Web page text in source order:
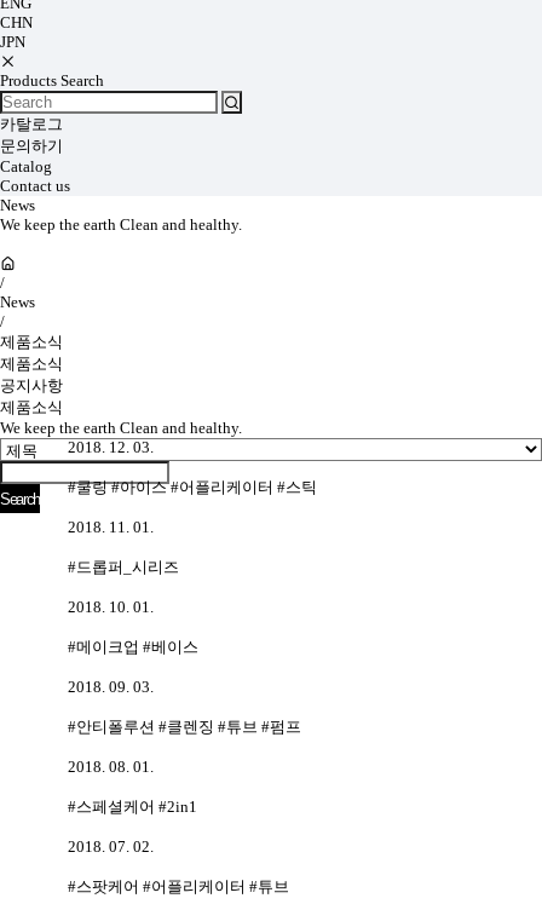
CHN
JPN
Products Search
카탈로그
문의하기
Catalog
Contact us
News
We keep the earth Clean and healthy.
/
News
/
제품소식
제품소식
공지사항
제품소식
We keep the earth Clean and healthy.
2018. 12. 03.
#쿨링 #아이스 #어플리케이터 #스틱
2018. 11. 01.
#드롭퍼_시리즈
2018. 10. 01.
#메이크업 #베이스
2018. 09. 03.
#안티폴루션 #클렌징 #튜브 #펌프
2018. 08. 01.
#스페셜케어 #2in1
2018. 07. 02.
#스팟케어 #어플리케이터 #튜브